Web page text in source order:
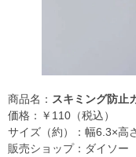
商品名： スキミング防止
価格：￥110（税込）
サイズ（約）：幅6.3×高
販売ショップ：ダイソー